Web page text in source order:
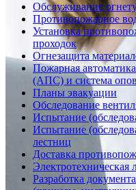
Обслуживание
Противопожарное
Установка
проходок
Огнезащита
Пожарная
(АПС) и система
Планы эвакуации
Обследование
Испытание
Испытание
лестниц
Доставка
Электротехническая
Разработка